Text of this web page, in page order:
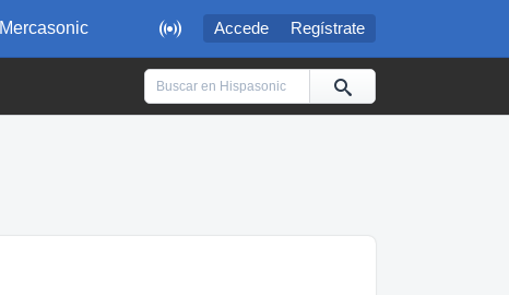
 Accede Regístrate
Mercasonic